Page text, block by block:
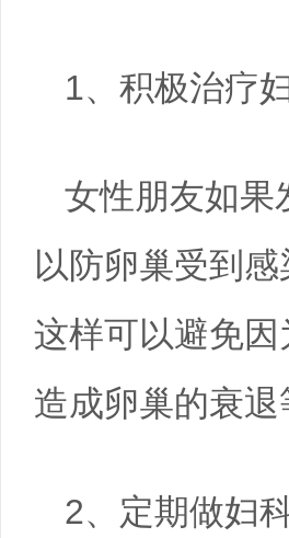
1、积极治疗
女性朋友如果
以防卵巢受到
这样可以避免
造成卵巢的衰退
2、定期做妇